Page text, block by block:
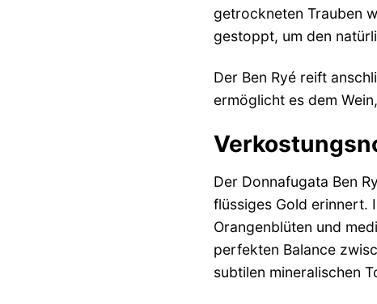
getrockneten Trauben
gestoppt, um den
Der Ben Ryé reift
ermöglicht es dem
Der Donnafugata Ben
flüssiges Gold erinnert.
Orangenblüten und
perfekten Balance
subtilen mineralischen